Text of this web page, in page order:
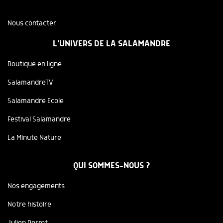
Nous contacter
L'UNIVERS DE LA SALAMANDRE
Boutique en ligne
SalamandreTV
Salamandre Ecole
Festival Salamandre
La Minute Nature
QUI SOMMES-NOUS ?
Nos engagements
Notre histoire